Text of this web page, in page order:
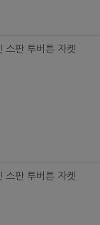
스판 투버튼 자켓
스판 투버튼 자켓